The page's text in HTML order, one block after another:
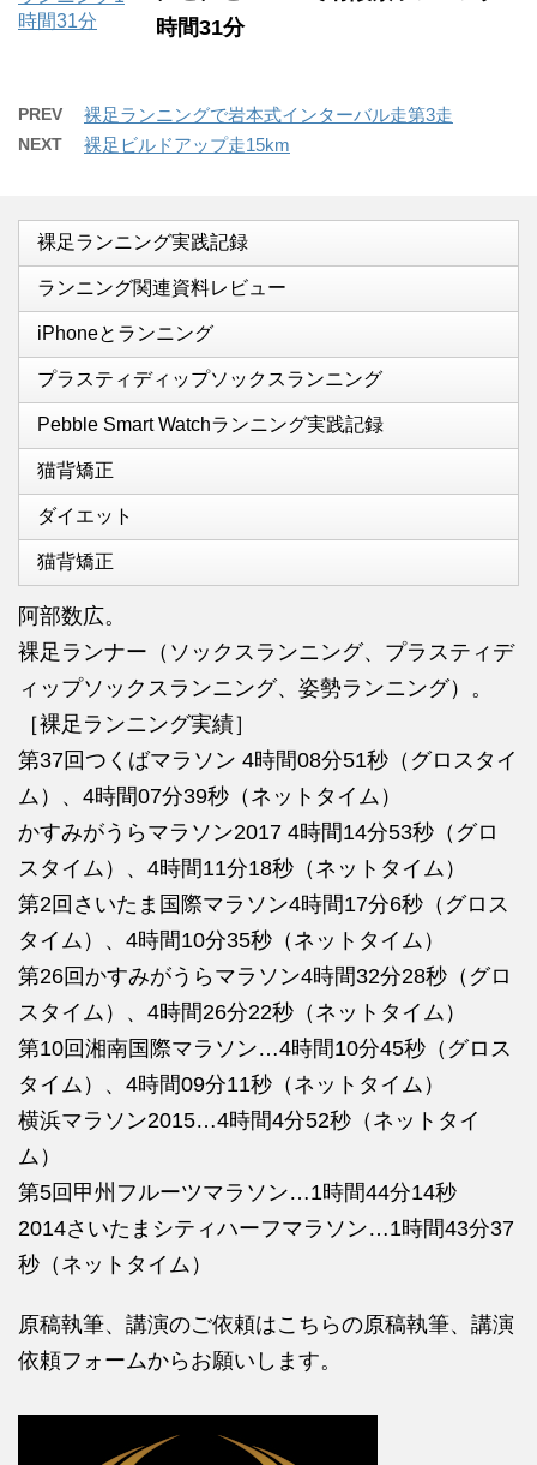
時間31分
PREV 裸足ランニングで岩本式インターバル走第3走
NEXT 裸足ビルドアップ走15km
裸足ランニング実践記録
ランニング関連資料レビュー
iPhoneとランニング
プラスティディップソックスランニング
Pebble Smart Watchランニング実践記録
猫背矯正
ダイエット
猫背矯正
阿部数広。
裸足ランナー（ソックスランニング、プラスティデ
ィップソックスランニング、姿勢ランニング）。
［裸足ランニング実績］
第37回つくばマラソン 4時間08分51秒（グロスタイ
ム）、4時間07分39秒（ネットタイム）
かすみがうらマラソン2017 4時間14分53秒（グロ
スタイム）、4時間11分18秒（ネットタイム）
第2回さいたま国際マラソン4時間17分6秒（グロス
タイム）、4時間10分35秒（ネットタイム）
第26回かすみがうらマラソン4時間32分28秒（グロ
スタイム）、4時間26分22秒（ネットタイム）
第10回湘南国際マラソン…4時間10分45秒（グロス
タイム）、4時間09分11秒（ネットタイム）
横浜マラソン2015…4時間4分52秒（ネットタイ
ム）
第5回甲州フルーツマラソン…1時間44分14秒
2014さいたまシティハーフマラソン…1時間43分37
秒（ネットタイム）
原稿執筆、講演のご依頼はこちらの原稿執筆、講演
依頼フォームからお願いします。